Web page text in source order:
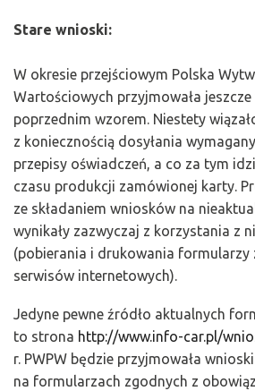
Stare wnioski:
W okresie przejściowym Polska
Wartościowych przyjmowała
poprzednim wzorem. Niestety
z koniecznością dosyłania
przepisy oświadczeń, a co za tym
czasu produkcji zamówionej karty.
ze składaniem wniosków na
wynikały zazwyczaj z korzystania z
(pobierania i drukowania formularzy
serwisów internetowych).
Jedyne pewne źródło aktualnych
to strona http://www.info-car.pl/
r. PWPW będzie przyjmowała
na formularzach zgodnych z